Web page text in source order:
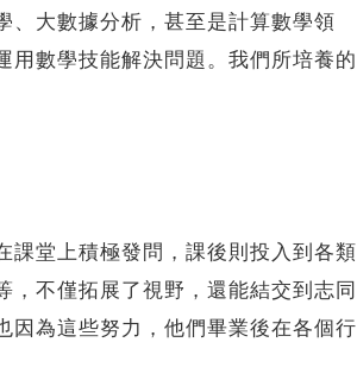
、大數據分析，甚至是計算數學領
用數學技能解決問題。我們所培養的
堂上積極發問，課後則投入到各類
不僅拓展了視野，還能結交到志同
因為這些努力，他們畢業後在各個行